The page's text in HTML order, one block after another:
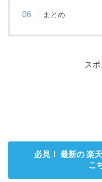
まとめ
ス
必見！ 最新の 楽
こ